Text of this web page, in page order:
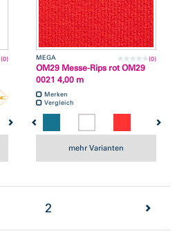
(0) MEGA (0)
OM29 Messe-Rips rot OM29
0021 4,00 m
Merken
Vergleich
mehr Varianten
(current)2